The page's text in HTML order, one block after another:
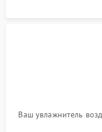
Ваш увлажнитель